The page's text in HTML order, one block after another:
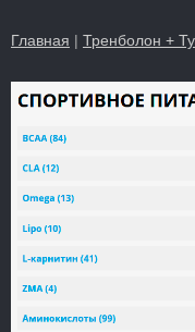
Главная | Тренболон +